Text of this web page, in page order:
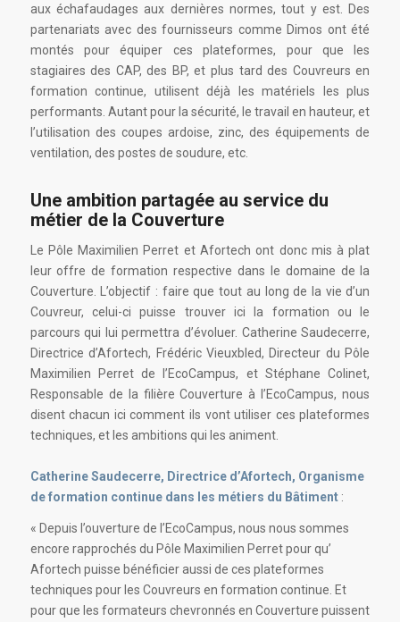
aux échafaudages aux dernières normes, tout y est. Des
partenariats avec des fournisseurs comme Dimos ont été
montés pour équiper ces plateformes, pour que les
stagiaires des CAP, des BP, et plus tard des Couvreurs en
formation continue, utilisent déjà les matériels les plus
performants. Autant pour la sécurité, le travail en hauteur, et
l’utilisation des coupes ardoise, zinc, des équipements de
ventilation, des postes de soudure, etc.
Une ambition partagée au service du
métier de la Couverture
Le Pôle Maximilien Perret et Afortech ont donc mis à plat
leur offre de formation respective dans le domaine de la
Couverture. L’objectif : faire que tout au long de la vie d’un
Couvreur, celui-ci puisse trouver ici la formation ou le
parcours qui lui permettra d’évoluer. Catherine Saudecerre,
Directrice d’Afortech, Frédéric Vieuxbled, Directeur du Pôle
Maximilien Perret de l’EcoCampus, et Stéphane Colinet,
Responsable de la filière Couverture à l’EcoCampus, nous
disent chacun ici comment ils vont utiliser ces plateformes
techniques, et les ambitions qui les animent.
Catherine Saudecerre, Directrice d’Afortech, Organisme
de formation continue dans les métiers du Bâtiment:
« Depuis l’ouverture de l’EcoCampus, nous nous sommes
encore rapprochés du Pôle Maximilien Perret pour qu’
Afortech puisse bénéficier aussi de ces plateformes
techniques pour les Couvreurs en formation continue. Et
pour que les formateurs chevronnés en Couverture puissent